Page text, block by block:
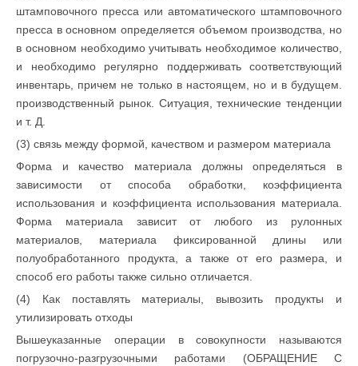
штамповочного пресса или автоматического штамповочного
пресса в основном определяется объемом производства, но
в основном необходимо учитывать необходимое количество,
и необходимо регулярно поддерживать соответствующий
инвентарь, причем не только в настоящем, но и в будущем.
производственный рынок. Ситуация, технические тенденции
и т. Д.
(3) связь между формой, качеством и размером материала
Форма и качество материала должны определяться в
зависимости от способа обработки, коэффициента
использования и коэффициента использования материала.
Форма материала зависит от любого из рулонных
материалов, материала фиксированной длины или
полуобработанного продукта, а также от его размера, и
способ его работы также сильно отличается.
(4) Как поставлять материалы, вывозить продукты и
утилизировать отходы
Вышеуказанные операции в совокупности называются
погрузочно-разгрузочными работами (ОБРАЩЕНИЕ С